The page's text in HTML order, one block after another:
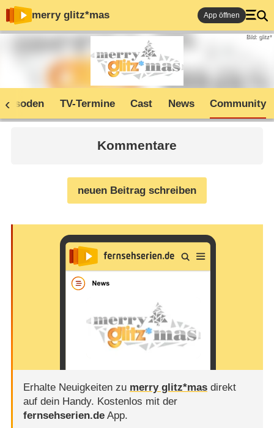
merry glitz*mas App öffnen
Bild: glitz*
TV-Termine Cast News Community
Kommentare
neuen Beitrag schreiben
Erhalte Neuigkeiten zu merry glitz*masdirekt
auf dein Handy. Kostenlos mit der
fernsehserien.deApp.